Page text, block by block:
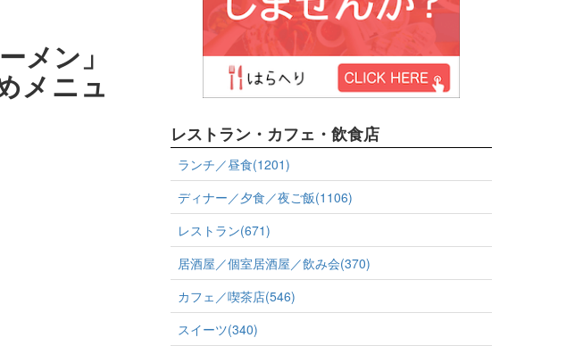
メン」
メニュ
レストラン・カフェ・飲食店
ランチ／昼食(1201)
ディナー／夕食／夜ご飯(1106)
レストラン(671)
居酒屋／個室居酒屋／飲み会(370)
カフェ／喫茶店(546)
スイーツ(340)